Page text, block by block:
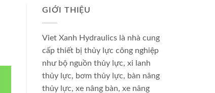
GIỚI THIỆU
Viet Xanh Hydraulics là nhà cung
cấp thiết bị thủy lực công nghiệp
như bộ nguồn thủy lực, xi lanh
thủy lực, bơm thủy lực, bàn nâng
thủy lực, xe nâng bàn, xe nâng